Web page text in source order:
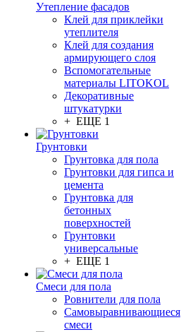
Утепление фасадов
Клей для приклейки
утеплителя
Клей для создания
армирующего слоя
Вспомогательные
материалы LITOKOL
Декоративные
штукатурки
+ ЕЩЕ 1
Грунтовки
Грунтовка для пола
Грунтовки для гипса и
цемента
Грунтовка для
бетонных
поверхностей
Грунтовки
универсальные
+ ЕЩЕ 1
Смеси для пола
Ровнители для пола
Самовыравнивающиеся
смеси